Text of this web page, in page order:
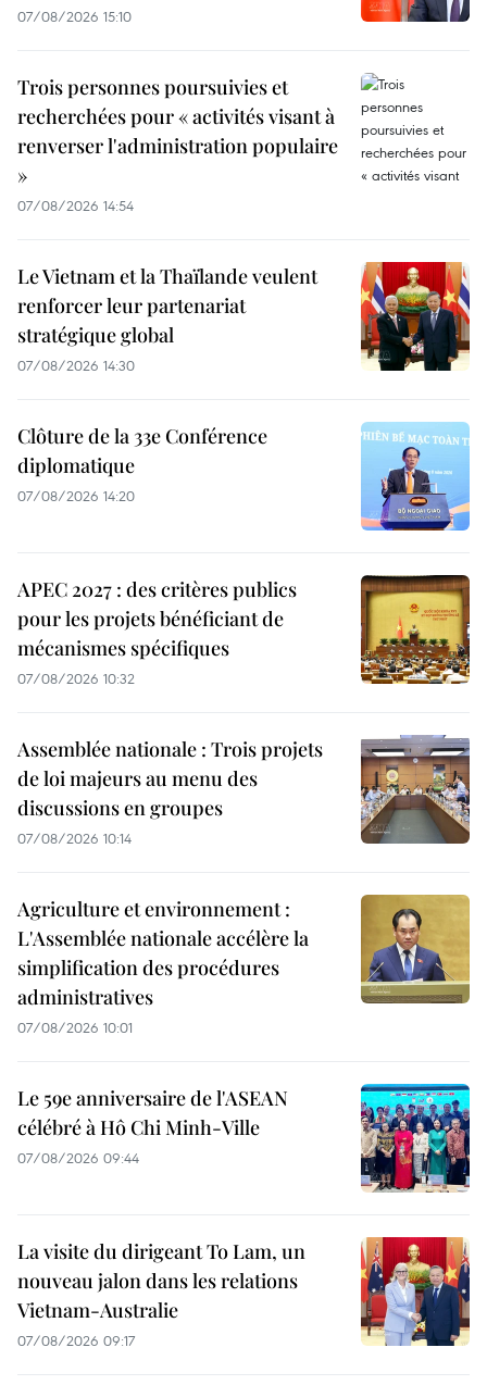
07/08/2026 15:10
Trois personnes poursuivies et
recherchées pour « activités visant à
renverser l'administration populaire
»
07/08/2026 14:54
Le Vietnam et la Thaïlande veulent
renforcer leur partenariat
stratégique global
07/08/2026 14:30
Clôture de la 33e Conférence
diplomatique
07/08/2026 14:20
APEC 2027 : des critères publics
pour les projets bénéficiant de
mécanismes spécifiques
07/08/2026 10:32
Assemblée nationale : Trois projets
de loi majeurs au menu des
discussions en groupes
07/08/2026 10:14
Agriculture et environnement :
L'Assemblée nationale accélère la
simplification des procédures
administratives
07/08/2026 10:01
Le 59e anniversaire de l'ASEAN
célébré à Hô Chi Minh-Ville
07/08/2026 09:44
La visite du dirigeant To Lam, un
nouveau jalon dans les relations
Vietnam-Australie
07/08/2026 09:17